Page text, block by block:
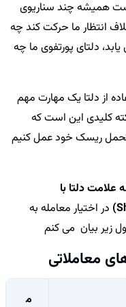
همیشه چند سناریوی
انتظار ما حرکت کند چه
دلتای پورتفوی ما چه
از دلتا یک مهارت مهم
کلیدی این است که
ریسک خود عمل کنیم
علامت دلتا با
در اختیار معامله به
بیان می کنم
معاملاتی